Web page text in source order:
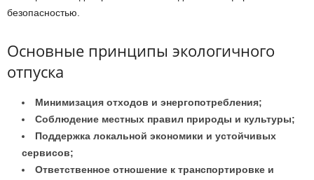
безопасностью.
Основные принципы экологичного
отпуска
Минимизация отходов и энергопотребления;
Соблюдение местных правил природы и культуры;
Поддержка локальной экономики и устойчивых
сервисов;
Ответственное отношение к транспортировке и